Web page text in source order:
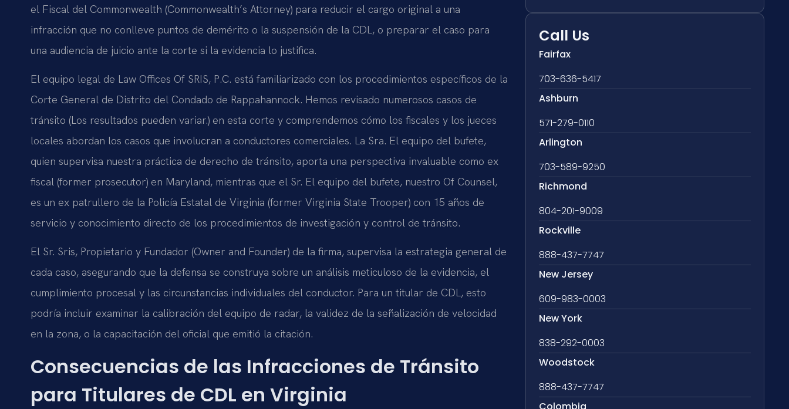
el Fiscal del Commonwealth (Commonwealth’s Attorney) para reducir el cargo original a una
infracción que no conlleve puntos de demérito o la suspensión de la CDL, o preparar el caso para
una audiencia de juicio ante la corte si la evidencia lo justifica.
El equipo legal de Law Offices Of SRIS, P.C. está familiarizado con los procedimientos específicos de la
Corte General de Distrito del Condado de Rappahannock. Hemos revisado numerosos casos de
tránsito (Los resultados pueden variar.) en esta corte y comprendemos cómo los fiscales y los jueces
locales abordan los casos que involucran a conductores comerciales. La Sra. El equipo del bufete,
quien supervisa nuestra práctica de derecho de tránsito, aporta una perspectiva invaluable como ex
fiscal (former prosecutor) en Maryland, mientras que el Sr. El equipo del bufete, nuestro Of Counsel,
es un ex patrullero de la Policía Estatal de Virginia (former Virginia State Trooper) con 15 años de
servicio y conocimiento directo de los procedimientos de investigación y control de tránsito.
El Sr. Sris, Propietario y Fundador (Owner and Founder) de la firma, supervisa la estrategia general de
cada caso, asegurando que la defensa se construya sobre un análisis meticuloso de la evidencia, el
cumplimiento procesal y las circunstancias individuales del conductor. Para un titular de CDL, esto
podría incluir examinar la calibración del equipo de radar, la validez de la señalización de velocidad
en la zona, o la capacitación del oficial que emitió la citación.
Consecuencias de las Infracciones de Tránsito
para Titulares de CDL en Virginia
Call Us
Fairfax
703-636-5417
Ashburn
571-279-0110
Arlington
703-589-9250
Richmond
804-201-9009
Rockville
888-437-7747
New Jersey
609-983-0003
New York
838-292-0003
Woodstock
888-437-7747